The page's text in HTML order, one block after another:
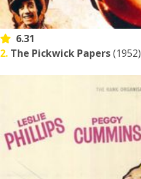
6.31
2. The Pickwick Papers(1952)